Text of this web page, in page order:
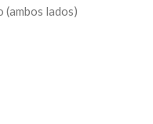
lados)